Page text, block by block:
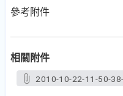
參考附件
相關附件
2010-10-22-11-50-